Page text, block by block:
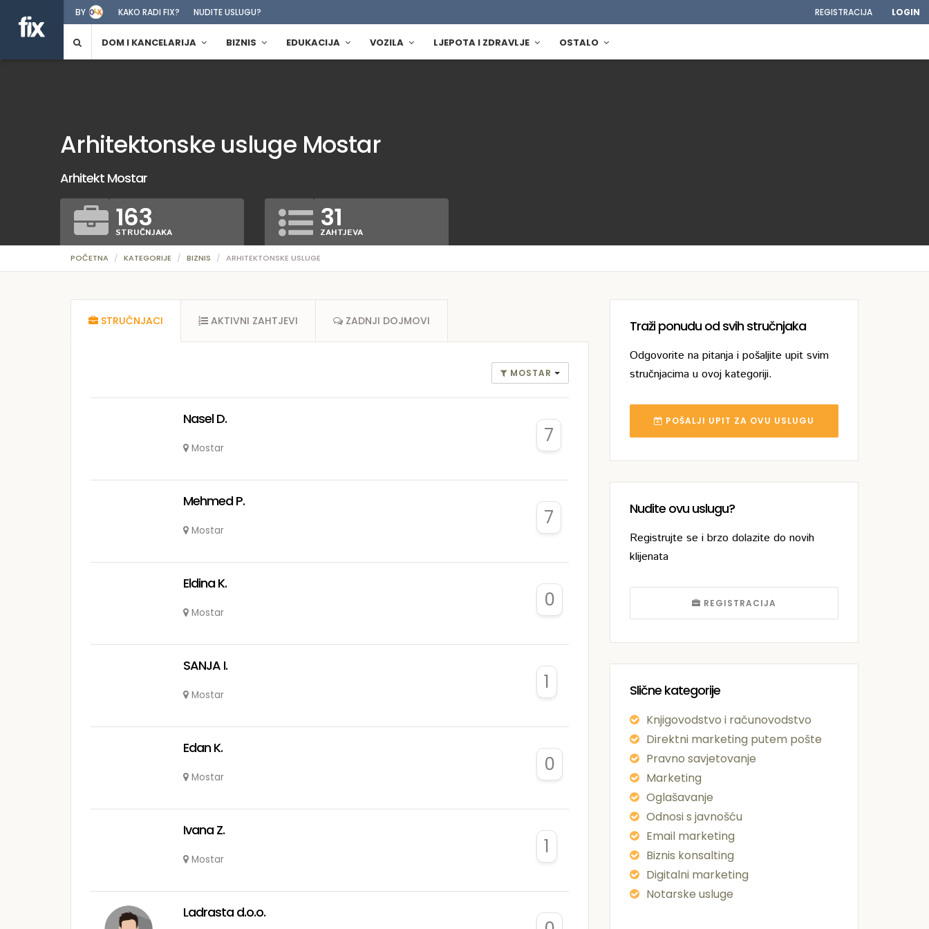
BY KAKO RADI FIX? NUDITE USLUGU? REGISTRACIJA LOGIN
DOM I KANCELARIJA BIZNIS EDUKACIJA VOZILA LJEPOTA I ZDRAVLJE OSTALO
POČETNA KATEGORIJE BIZNIS ARHITEKTONSKE USLUGE
Arhitektonske usluge Mostar
Arhitekt Mostar
163
STRUČNJAKA 31
ZAHTJEVA
Traži ponudu od svih stručnjaka
Odgovorite na pitanja i pošaljite upit svim
stručnjacima u ovoj kategoriji.
POŠALJI UPIT ZA OVU USLUGU
Nudite ovu uslugu?
Registrujte se i brzo dolazite do novih
klijenata
REGISTRACIJA
Slične kategorije
Knjigovodstvo i računovodstvo
Direktni marketing putem pošte
Pravno savjetovanje
Marketing
Oglašavanje
Odnosi s javnošću
Email marketing
Biznis konsalting
Digitalni marketing
Notarske usluge
STRUČNJACI AKTIVNI ZAHTJEVI ZADNJI DOJMOVI
MOSTAR
Nasel D.
Mostar
7
Mehmed P.
Mostar
7
Eldina K.
Mostar
0
SANJA I.
Mostar
1
Edan K.
Mostar
0
Ivana Z.
Mostar
1
Ladrasta d.o.o.